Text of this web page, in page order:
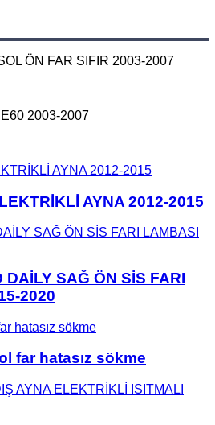
ÖN FAR SIFIR 2003-2007
2003-2007
AYNA 2012-2015
DAİLY SAĞ ÖN SİS FARI
2020
far hatasız sökme